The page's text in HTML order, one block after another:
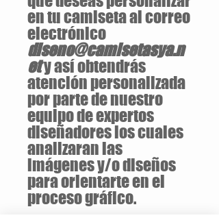
en tu camiseta al correo
electrónico
diseno@camisetasya.n
ety así obtendrás
atención personalizada
por parte de nuestro
equipo de expertos
diseñadores los cuales
analizaran las
imágenes y/o diseños
para orientarte en el
proceso gráfico.